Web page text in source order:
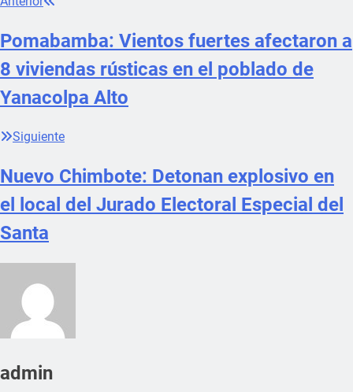
Pomabamba: Vientos fuertes afectaron a
8 viviendas rústicas en el poblado de
Yanacolpa Alto
Siguiente
Nuevo Chimbote: Detonan explosivo en
el local del Jurado Electoral Especial del
Santa
admin